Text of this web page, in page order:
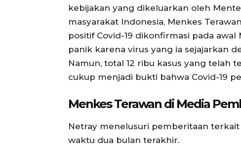
kebijakan yang dikeluarkan oleh
masyarakat Indonesia, Menkes
positif Covid-19 dikonfirmasi pada
panik karena virus yang ia sejajarkan
Namun, total 12 ribu kasus yang telah
cukup menjadi bukti bahwa Covid-19
Menkes Terawan di Media
Netray menelusuri pemberitaan
waktu dua bulan terakhir.